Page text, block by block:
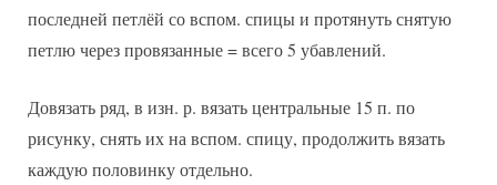
последней петлёй со вспом. спицы и протянуть снятую
петлю через провязанные = всего 5 убавлений.
Довязать ряд, в изн. р. вязать центральные 15 п. по
рисунку, снять их на вспом. спицу, продолжить вязать
каждую половинку отдельно.